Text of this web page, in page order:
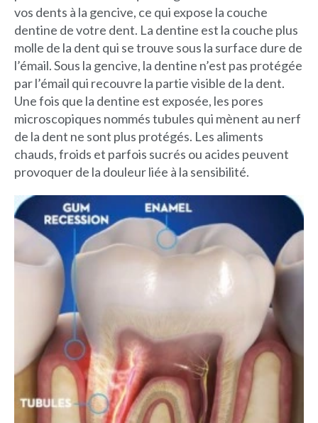
vos dents à la gencive, ce qui expose la couche
dentine de votre dent. La dentine est la couche plus
molle de la dent qui se trouve sous la surface dure de
l’émail. Sous la gencive, la dentine n’est pas protégée
par l’émail qui recouvre la partie visible de la dent.
Une fois que la dentine est exposée, les pores
microscopiques nommés tubules qui mènent au nerf
de la dent ne sont plus protégés. Les aliments
chauds, froids et parfois sucrés ou acides peuvent
provoquer de la douleur liée à la sensibilité.